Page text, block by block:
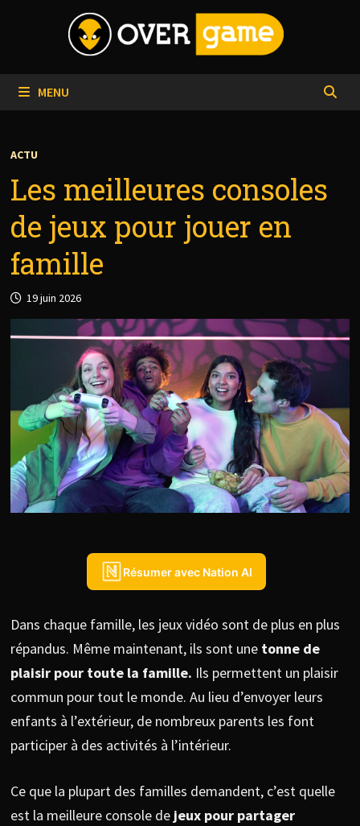
MENU
ACTU
Les meilleures consoles
de jeux pour jouer en
famille
19 juin 2026
Résumer avec Nation AI
Dans chaque famille, les jeux vidéo sont de plus en plus
répandus. Même maintenant, ils sont une tonne de
plaisir pour toute la famille. Ils permettent un plaisir
commun pour tout le monde. Au lieu d’envoyer leurs
enfants à l’extérieur, de nombreux parents les font
participer à des activités à l’intérieur.
Ce que la plupart des familles demandent, c’est quelle
est la meilleure console de jeux pour partager